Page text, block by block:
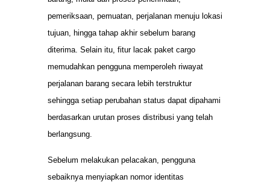
pemeriksaan, pemuatan, perjalanan menuju lokasi
tujuan, hingga tahap akhir sebelum barang
diterima. Selain itu, fitur lacak paket cargo
memudahkan pengguna memperoleh riwayat
perjalanan barang secara lebih terstruktur
sehingga setiap perubahan status dapat dipahami
berdasarkan urutan proses distribusi yang telah
berlangsung.
Sebelum melakukan pelacakan, pengguna
sebaiknya menyiapkan nomor identitas